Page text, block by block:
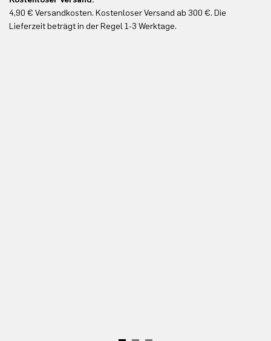
4,90 € Versandkosten. Kostenloser Versand ab 300 €. Die
Lieferzeit beträgt in der Regel 1-3 Werktage.